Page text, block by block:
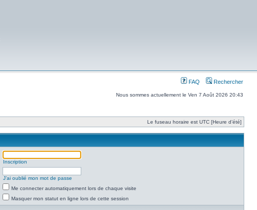
FAQ Rechercher
Nous sommes actuellement le Ven 7 Août 2026 20:43
Le fuseau horaire est UTC [Heure d’été]
Inscription
J’ai oublié mon mot de passe
Me connecter automatiquement lors de chaque visite
Masquer mon statut en ligne lors de cette session